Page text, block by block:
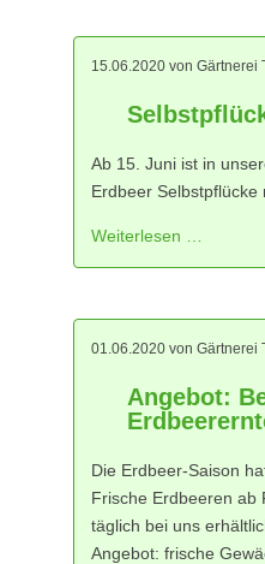
15.06.2020 von Gärtnerei
Ab 15. Juni ist in
Erdbeer Selbstpflücke
Weiterlesen …
01.06.2020 von Gärtnerei
Angebot:
Die Erdbeer-Saison
Frische Erdbeeren ab
täglich bei uns
Angebot: frische